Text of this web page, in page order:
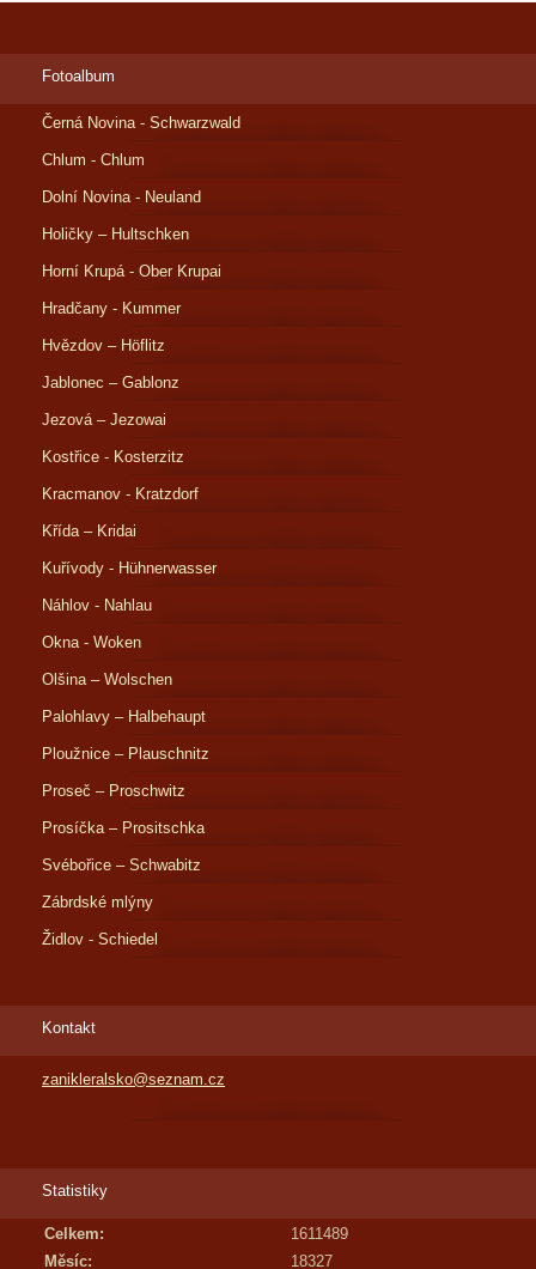
Fotoalbum
Černá Novina - Schwarzwald
Chlum - Chlum
Dolní Novina - Neuland
Holičky – Hultschken
Horní Krupá - Ober Krupai
Hradčany - Kummer
Hvězdov – Höflitz
Jablonec – Gablonz
Jezová – Jezowai
Kostřice - Kosterzitz
Kracmanov - Kratzdorf
Křída – Kridai
Kuřívody - Hühnerwasser
Náhlov - Nahlau
Okna - Woken
Olšina – Wolschen
Palohlavy – Halbehaupt
Ploužnice – Plauschnitz
Proseč – Proschwitz
Prosíčka – Prositschka
Svébořice – Schwabitz
Zábrdské mlýny
Židlov - Schiedel
Kontakt
zanikleralsko@seznam.cz
Statistiky
Celkem:
1611489
Měsíc:
18327